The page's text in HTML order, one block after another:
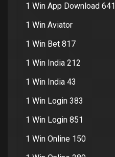
1 Win App Download 641
1 Win Aviator
1 Win Bet 817
1 Win India 212
1 Win India 43
1 Win Login 383
1 Win Login 851
1 Win Online 150